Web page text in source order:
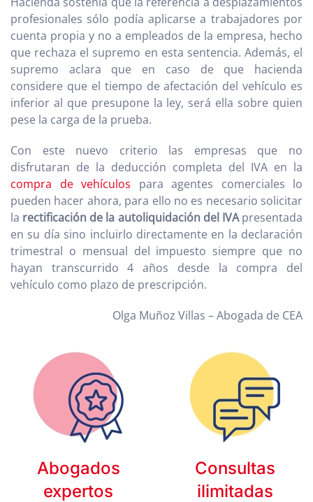
profesionales sólo podía aplicarse a trabajadores por
cuenta propia y no a empleados de la empresa, hecho
que rechaza el supremo en esta sentencia. Además, el
supremo aclara que en caso de que hacienda
considere que el tiempo de afectación del vehículo es
inferior al que presupone la ley, será ella sobre quien
pese la carga de la prueba.
Con este nuevo criterio las empresas que no
disfrutaran de la deducción completa del IVA en la
compra de vehículos para agentes comerciales lo
pueden hacer ahora, para ello no es necesario solicitar
la rectificación de la autoliquidación del IVApresentada
en su día sino incluirlo directamente en la declaración
trimestral o mensual del impuesto siempre que no
hayan transcurrido 4 años desde la compra del
vehículo como plazo de prescripción.
Olga Muñoz Villas – Abogada de CEA
Abogados
expertos
Consultas
ilimitadas